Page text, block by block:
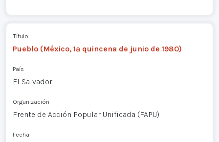
Título
Pueblo (México, 1ª quincena de junio de 1980)
País
El Salvador
Organización
Frente de Acción Popular Unificada (FAPU)
Fecha